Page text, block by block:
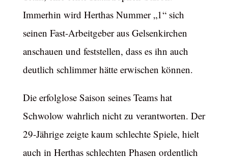
Immerhin wird Herthas Nummer „1“ sich
seinen Fast-Arbeitgeber aus Gelsenkirchen
anschauen und feststellen, dass es ihn auch
deutlich schlimmer hätte erwischen können.
Die erfolglose Saison seines Teams hat
Schwolow wahrlich nicht zu verantworten. Der
29-Jährige zeigte kaum schlechte Spiele, hielt
auch in Herthas schlechten Phasen ordentlich